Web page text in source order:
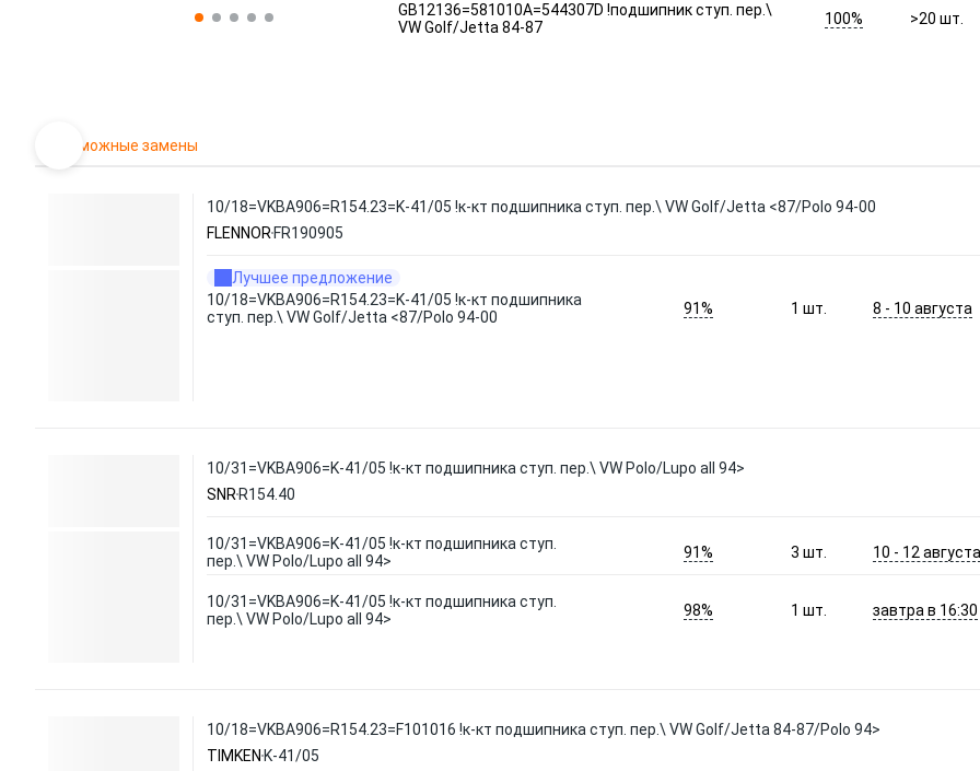
GB12136=581010A=544307D !подшипник ступ. пер.\
VW Golf/Jetta 84-87
100% >20шт.
Возможные замены
10/18=VKBA906=R154.23=K-41/05 !к-кт подшипника ступ. пер.\ VW Golf/Jetta <87/Polo 94-00
FLENNOR FR190905
Лучшее предложение
10/18=VKBA906=R154.23=K-41/05 !к-кт подшипника
ступ. пер.\ VW Golf/Jetta <87/Polo 94-00
91% 1шт. 8 - 10 августа
10/31=VKBA906=K-41/05 !к-кт подшипника ступ. пер.\ VW Polo/Lupo all 94>
SNR R154.40
10/31=VKBA906=K-41/05 !к-кт подшипника ступ.
пер.\ VW Polo/Lupo all 94>
91% 3шт. 10 - 12 августа
10/31=VKBA906=K-41/05 !к-кт подшипника ступ.
пер.\ VW Polo/Lupo all 94>
98% 1шт. завтра в 16:30
10/18=VKBA906=R154.23=F101016 !к-кт подшипника ступ. пер.\ VW Golf/Jetta 84-87/Polo 94>
TIMKEN K-41/05